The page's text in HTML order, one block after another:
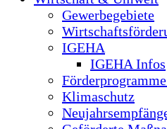
Gewerbegebiete
IGEHA
IGEHA Infos
Klimaschutz